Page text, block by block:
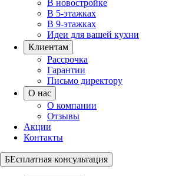
В новостройке
В 5-этажках
В 9-этажках
Идеи для вашей кухни
Клиентам
Рассрочка
Гарантии
Письмо директору
О нас
О компании
Отзывы
Акции
Контакты
БЕсплатная консультация